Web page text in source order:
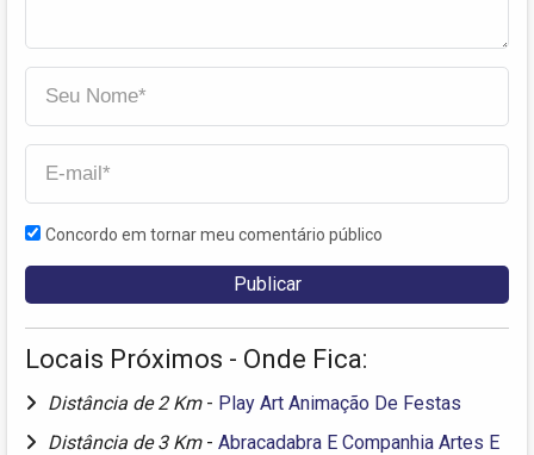
Concordo em tornar meu comentário público
Locais Próximos - Onde Fica:
Distância de 2 Km - Play Art Animação De Festas
Distância de 3 Km - Abracadabra E Companhia Artes E